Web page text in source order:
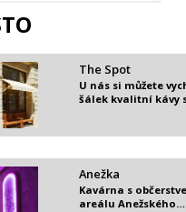
The Spot
U nás si můžete
šálek kvalitní kávy
Anežka
Kavárna s
areálu Anežského…